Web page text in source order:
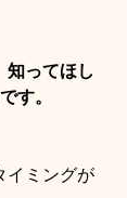
知ってほし
す。
イミングが